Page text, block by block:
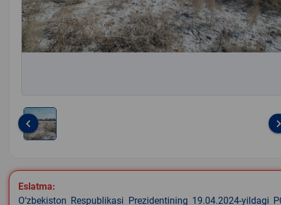
of
1
keyboard_arrow_left keyboard_arrow_right
Eslatma:
O‘zbekiston Respublikasi Prezidentining 19.04.2024-yildagi